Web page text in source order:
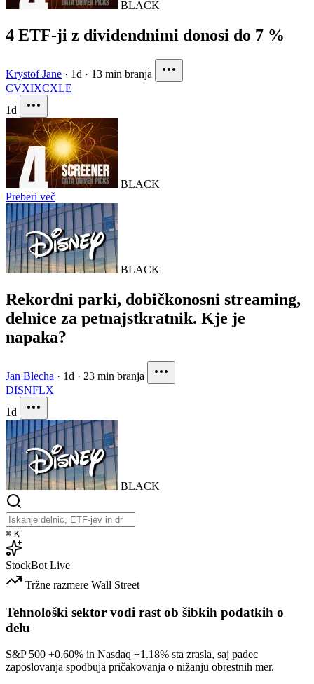
BLACK
4 ETF-ji z dividendnimi donosi do 7 %
Krystof Jane · 1d · 13 min branja
CVXIXCXLE
1d
BLACK
Preberi več
BLACK
Rekordni parki, dobičkonosni streaming,
delnice za petnajstkratnik. Kje je
napaka?
Jan Blecha · 1d · 23 min branja
DISNFLX
1d
BLACK
⌘ K
StockBot Live
Tržne razmere Wall Street
Tehnološki sektor vodi rast ob šibkih podatkih o
delu
S&P 500 +0.60% in Nasdaq +1.18% sta zrasla, saj padec
zaposlovanja spodbuja pričakovanja o nižanju obrestnih mer.